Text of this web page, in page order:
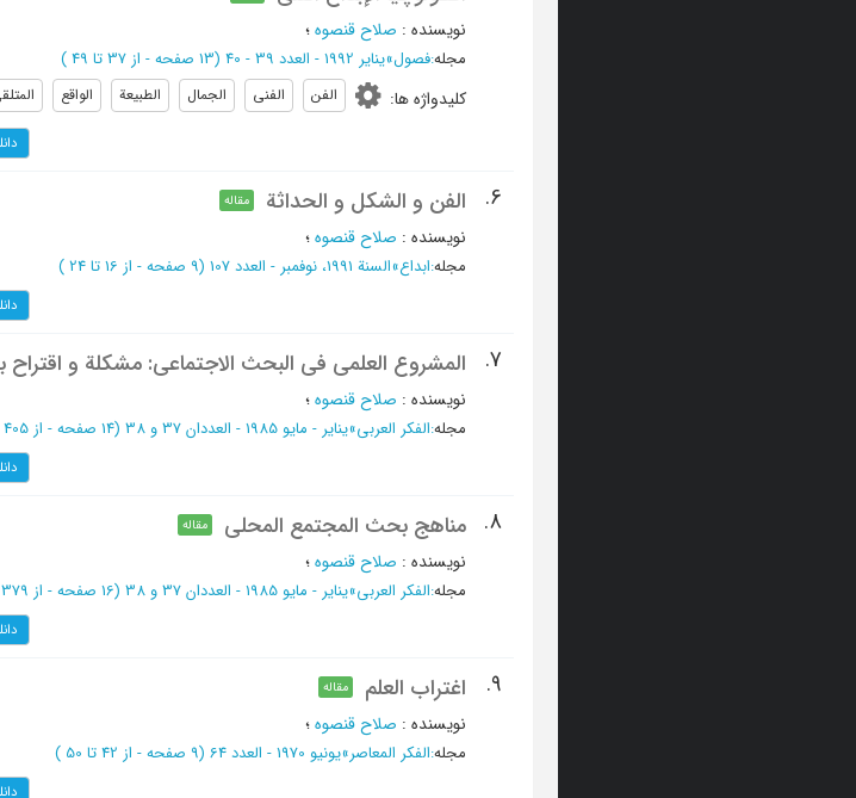
نویسنده : صلاح قنصوه؛
مجله:فصول»ینایر 1992 - العدد 39 - 40 (‎13 صفحه - از 37 تا 49 )
کلیدواژه ها: الفن الفنی الجمال الطبیعة الواقع
6. الفن و الشکل و الحداثة مقاله
نویسنده : صلاح قنصوه؛
مجله:ابداع»السنة 1991، نوفمبر - العدد 107 (‎9 صفحه - از 16 تا 24 )
7. المشروع العلمی فی البحث الاجتماعی: مشکلة و اقتراح
نویسنده : صلاح قنصوه؛
مجله:الفکر العربی»ینایر - مایو 1985 - العددان 37 و 38 (‎14 صفحه - از 405 تا 418
8. مناهج بحث المجتمع المحلی مقاله
نویسنده : صلاح قنصوه؛
مجله:الفکر العربی»ینایر - مایو 1985 - العددان 37 و 38 (‎16 صفحه - از 379 تا 394
9. اغتراب العلم مقاله
نویسنده : صلاح قنصوه؛
مجله:الفکر المعاصر»یونیو 1970 - العدد 64 (‎9 صفحه - از 42 تا 50 )